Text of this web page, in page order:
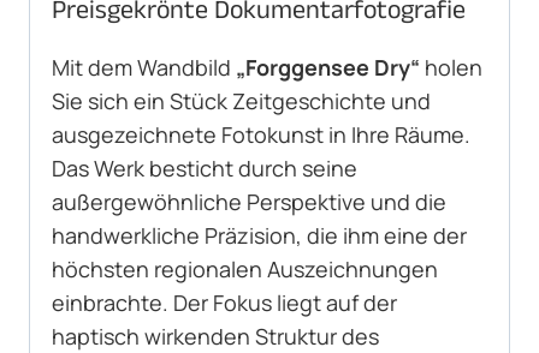
Preisgekrönte Dokumentarfotografie
Mit dem Wandbild „Forggensee Dry“ holen
Sie sich ein Stück Zeitgeschichte und
ausgezeichnete Fotokunst in Ihre Räume.
Das Werk besticht durch seine
außergewöhnliche Perspektive und die
handwerkliche Präzision, die ihm eine der
höchsten regionalen Auszeichnungen
einbrachte. Der Fokus liegt auf der
haptisch wirkenden Struktur des